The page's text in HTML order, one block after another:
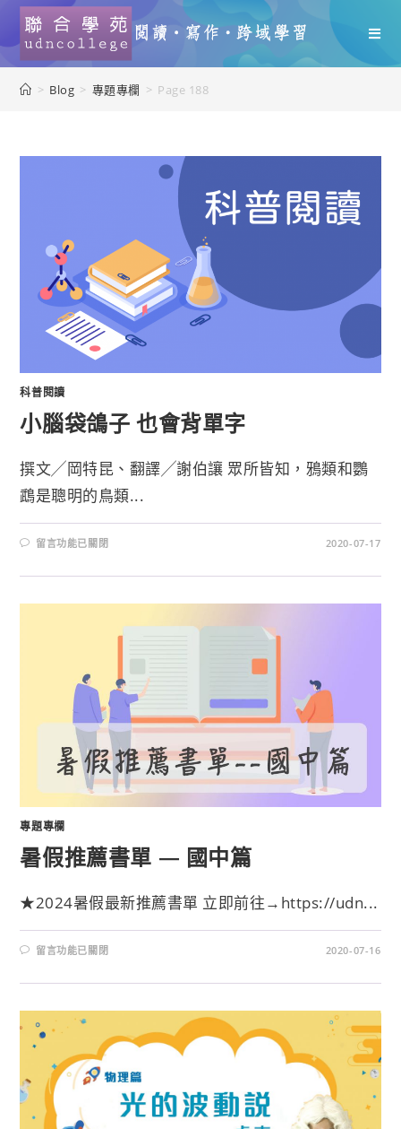
> Blog > 專題專欄 > Page 188
科普閱讀
小腦袋鴿子 也會背單字
撰文╱岡特昆、翻譯╱謝伯讓 眾所皆知，鴉類和鸚
鵡是聰明的鳥類...
留言功能已關閉 2020-07-17
專題專欄
暑假推薦書單 — 國中篇
★2024暑假最新推薦書單 立即前往→https://udn...
留言功能已關閉 2020-07-16